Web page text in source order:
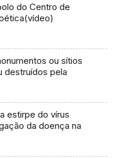
do Centro de
ou sítios
destruídos pela
estirpe do vírus
da doença na